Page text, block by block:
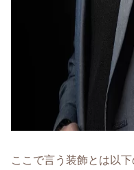
ここで言う装飾とは以